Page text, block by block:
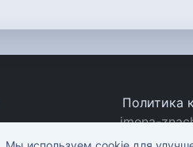
Политика
imena-